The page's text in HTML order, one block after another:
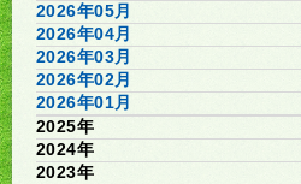
2026年05月
2026年04月
2026年03月
2026年02月
2026年01月
2025年
2024年
2023年